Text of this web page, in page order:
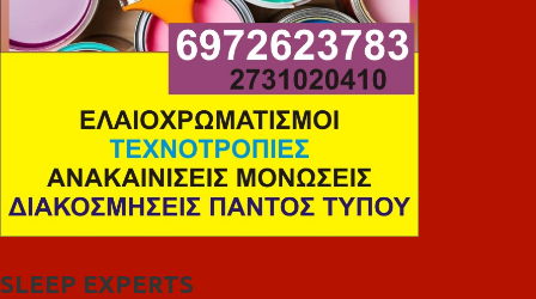
SLEEP EXPERTS